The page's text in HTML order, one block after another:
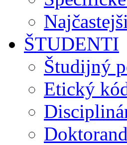
ŠTUDENTI
Študijný
Etický